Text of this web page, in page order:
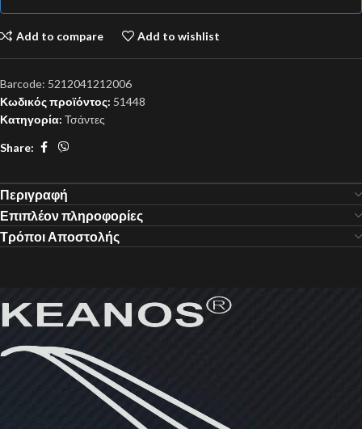
Add to compare Add to wishlist
Barcode: 5212041212006
Κωδικός προϊόντος: 51448
Κατηγορία: Τσάντες
Share:
Περιγραφή
Επιπλέον πληροφορίες
Τρόποι Αποστολής